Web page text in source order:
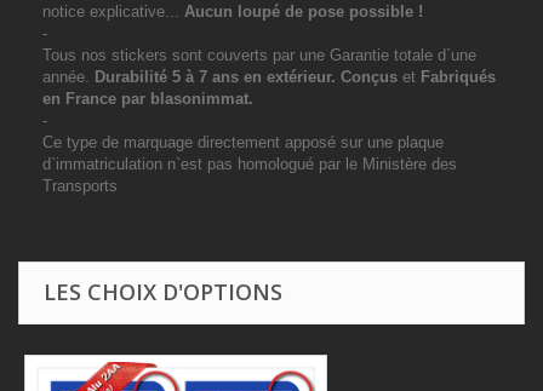
notice explicative... Aucun loupé de pose possible !
-
Tous nos stickers sont couverts par une Garantie totale d`une
année. Durabilité 5 à 7 ans en extérieur. Conçus et Fabriqués
en France par blasonimmat.
-
Ce type de marquage directement apposé sur une plaque
d`immatriculation n`est pas homologué par le Ministère des
Transports
LES CHOIX D'OPTIONS